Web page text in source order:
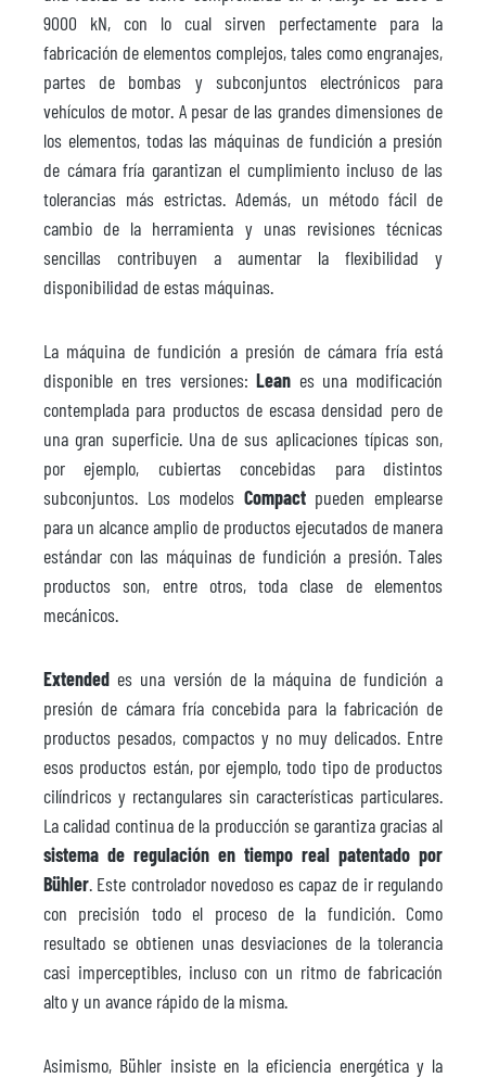
9000 kN, con lo cual sirven perfectamente para la
fabricación de elementos complejos, tales como engranajes,
partes de bombas y subconjuntos electrónicos para
vehículos de motor. A pesar de las grandes dimensiones de
los elementos, todas las máquinas de fundición a presión
de cámara fría garantizan el cumplimiento incluso de las
tolerancias más estrictas. Además, un método fácil de
cambio de la herramienta y unas revisiones técnicas
sencillas contribuyen a aumentar la flexibilidad y
disponibilidad de estas máquinas.
La máquina de fundición a presión de cámara fría está
disponible en tres versiones:Lean es una modificación
contemplada para productos de escasa densidad pero de
una gran superficie. Una de sus aplicaciones típicas son,
por ejemplo, cubiertas concebidas para distintos
subconjuntos. Los modelos Compactpueden emplearse
para un alcance amplio de productos ejecutados de manera
estándar con las máquinas de fundición a presión. Tales
productos son, entre otros, toda clase de elementos
mecánicos.
Extended es una versión de la máquina de fundición a
presión de cámara fría concebida para la fabricación de
productos pesados, compactos y no muy delicados. Entre
esos productos están, por ejemplo, todo tipo de productos
cilíndricos y rectangulares sin características particulares.
La calidad continua de la producción se garantiza gracias al
sistema de regulación en tiempo real patentado por
Bühler. Este controlador novedoso es capaz de ir regulando
con precisión todo el proceso de la fundición. Como
resultado se obtienen unas desviaciones de la tolerancia
casi imperceptibles, incluso con un ritmo de fabricación
alto y un avance rápido de la misma.
Asimismo, Bühler insiste en la eficiencia energética y la